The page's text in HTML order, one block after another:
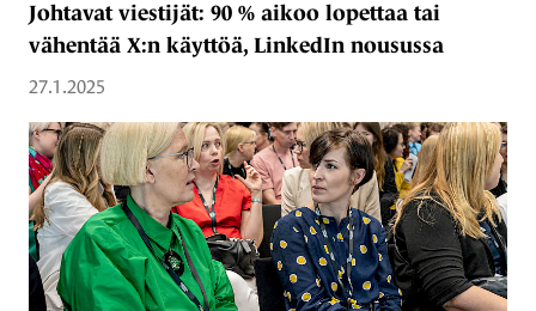
Johtavat viestijät: 90 % aikoo lopettaa tai
vähentää X:n käyttöä, LinkedIn nousussa
27.1.2025